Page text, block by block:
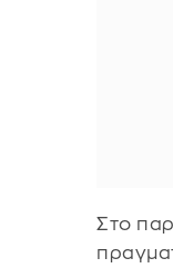
Στο